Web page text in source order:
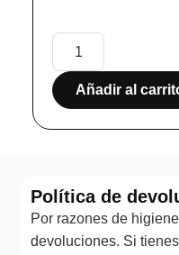
Añadir al
Política de
Por razones de
devoluciones. Si